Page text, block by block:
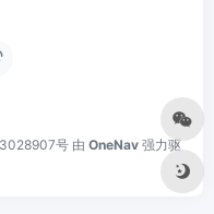
号 由 OneNav 强力驱